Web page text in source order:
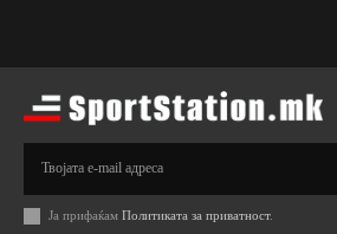
Ја прифаќам Политиката за приватност.